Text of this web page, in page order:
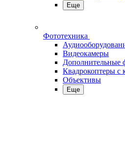
Еще
Фототехника
Видеокамеры
Дополнительные
Квадрокоптеры с
Объективы
Еще